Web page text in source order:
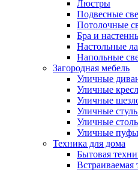
Люстры
Подвесные
Потолочные
Бра и
Настольные
Напольные
Загородная мебель
Уличные
Уличные
Уличные
Уличные
Уличные
Уличные пуфы
Техника для дома
Бытовая
Встраиваемая